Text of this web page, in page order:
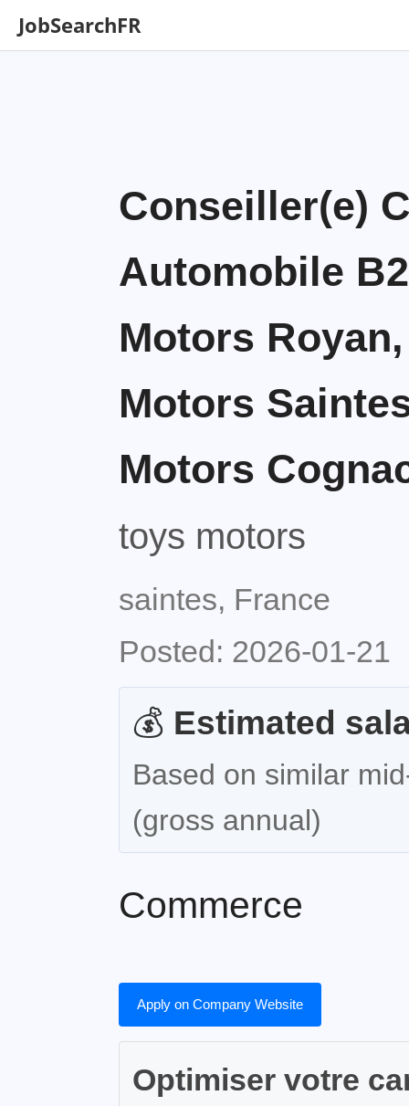
JobSearchFR
Conseiller(e)
Automobile
Motors
Motors
Motors
toys motors
saintes, France
Posted: 2026-01-21
💰 Estimated
Based on similar
(gross annual)
Commerce
Apply on Company Website
Optimiser votre